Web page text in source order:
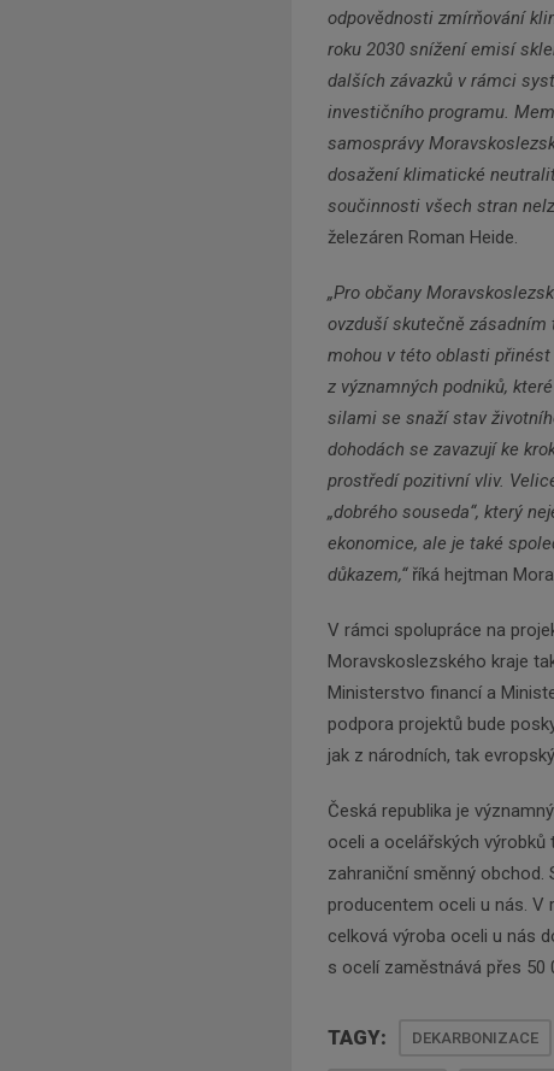
odpovědnosti zmírňování
roku 2030 snížení emisí
dalších závazků v rámci
investičního programu.
samosprávy
dosažení klimatické
součinnosti všech stran
železáren Roman Heide.
„Pro občany
ovzduší skutečně zásadním
mohou v této oblasti
z významných podniků,
silami se snaží stav
dohodách se zavazují ke
prostředí pozitivní vliv.
„dobrého souseda“, který
ekonomice, ale je také
důkazem,“říká hejtman
V rámci spolupráce na
Moravskoslezského kraje
Ministerstvo financí a
podpora projektů bude
jak z národních, tak
Česká republika je
oceli a ocelářských výrobků
zahraniční směnný obchod.
producentem oceli u nás. V
celková výroba oceli u nás
s ocelí zaměstnává přes 50
TAGY: DEKARBONIZACE